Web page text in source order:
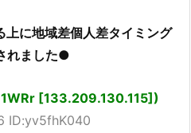
に地域差個人差タイミング
れました●
[133.209.130.115])
ID:yv5fhK040